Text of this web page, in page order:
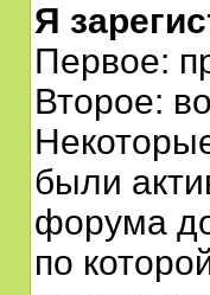
Я
Первое:
Второе:
были
форума
по